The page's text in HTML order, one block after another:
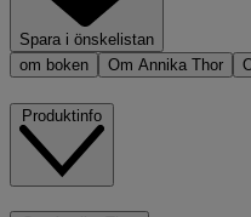
Spara i önskelistan
om boken
Om Annika Thor